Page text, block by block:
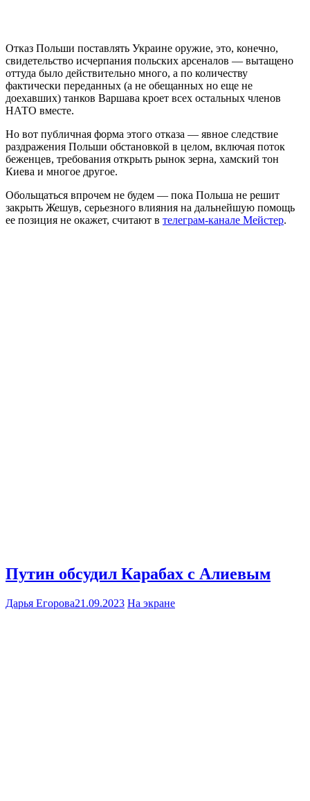
Отказ Польши поставлять Украине оружие, это, конечно,
свидетельство исчерпания польских арсеналов — вытащено
оттуда было действительно много, а по количеству
фактически переданных (а не обещанных но еще не
доехавших) танков Варшава кроет всех остальных членов
НАТО вместе.
Но вот публичная форма этого отказа — явное следствие
раздражения Польши обстановкой в целом, включая поток
беженцев, требования открыть рынок зерна, хамский тон
Киева и многое другое.
Обольщаться впрочем не будем — пока Польша не решит
закрыть Жешув, серьезного влияния на дальнейшую помощь
ее позиция не окажет, считают в телеграм-канале Мейстер.
Путин обсудил Карабах с Алиевым
Дарья Егорова21.09.2023 На экране